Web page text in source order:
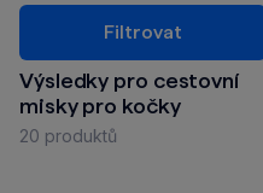
Výsledky pro cestovní
misky pro kočky
20 produktů
Filtrovat